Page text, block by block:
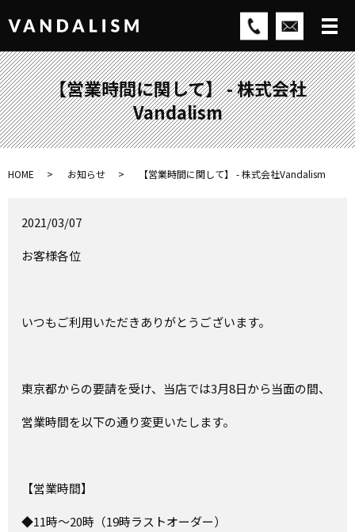
【営業時間に関して】 - 株式会社
Vandalism
HOME お知らせ 【営業時間に関して】 - 株式会社Vandalism
2021/03/07
お客様各位
いつもご利用いただきありがとうございます。
東京都からの要請を受け、当店では3月8日から当面の間、
営業時間を以下の通り変更いたします。
【営業時間】
◆11時～20時（19時ラストオーダー）